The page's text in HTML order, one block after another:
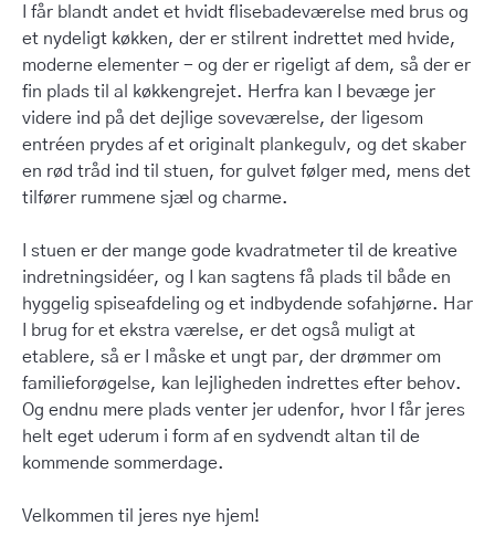
I får blandt andet et hvidt flisebadeværelse med brus og
et nydeligt køkken, der er stilrent indrettet med hvide,
moderne elementer - og der er rigeligt af dem, så der er
fin plads til al køkkengrejet. Herfra kan I bevæge jer
videre ind på det dejlige soveværelse, der ligesom
entréen prydes af et originalt plankegulv, og det skaber
en rød tråd ind til stuen, for gulvet følger med, mens det
tilfører rummene sjæl og charme.
I stuen er der mange gode kvadratmeter til de kreative
indretningsidéer, og I kan sagtens få plads til både en
hyggelig spiseafdeling og et indbydende sofahjørne. Har
I brug for et ekstra værelse, er det også muligt at
etablere, så er I måske et ungt par, der drømmer om
familieforøgelse, kan lejligheden indrettes efter behov.
Og endnu mere plads venter jer udenfor, hvor I får jeres
helt eget uderum i form af en sydvendt altan til de
kommende sommerdage.
Velkommen til jeres nye hjem!